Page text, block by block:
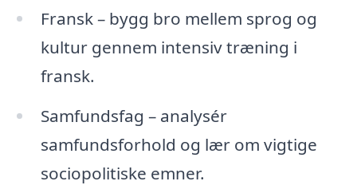
Fransk – bygg bro mellem sprog og
kultur gennem intensiv træning i
fransk.
Samfundsfag – analysér
samfundsforhold og lær om vigtige
sociopolitiske emner.